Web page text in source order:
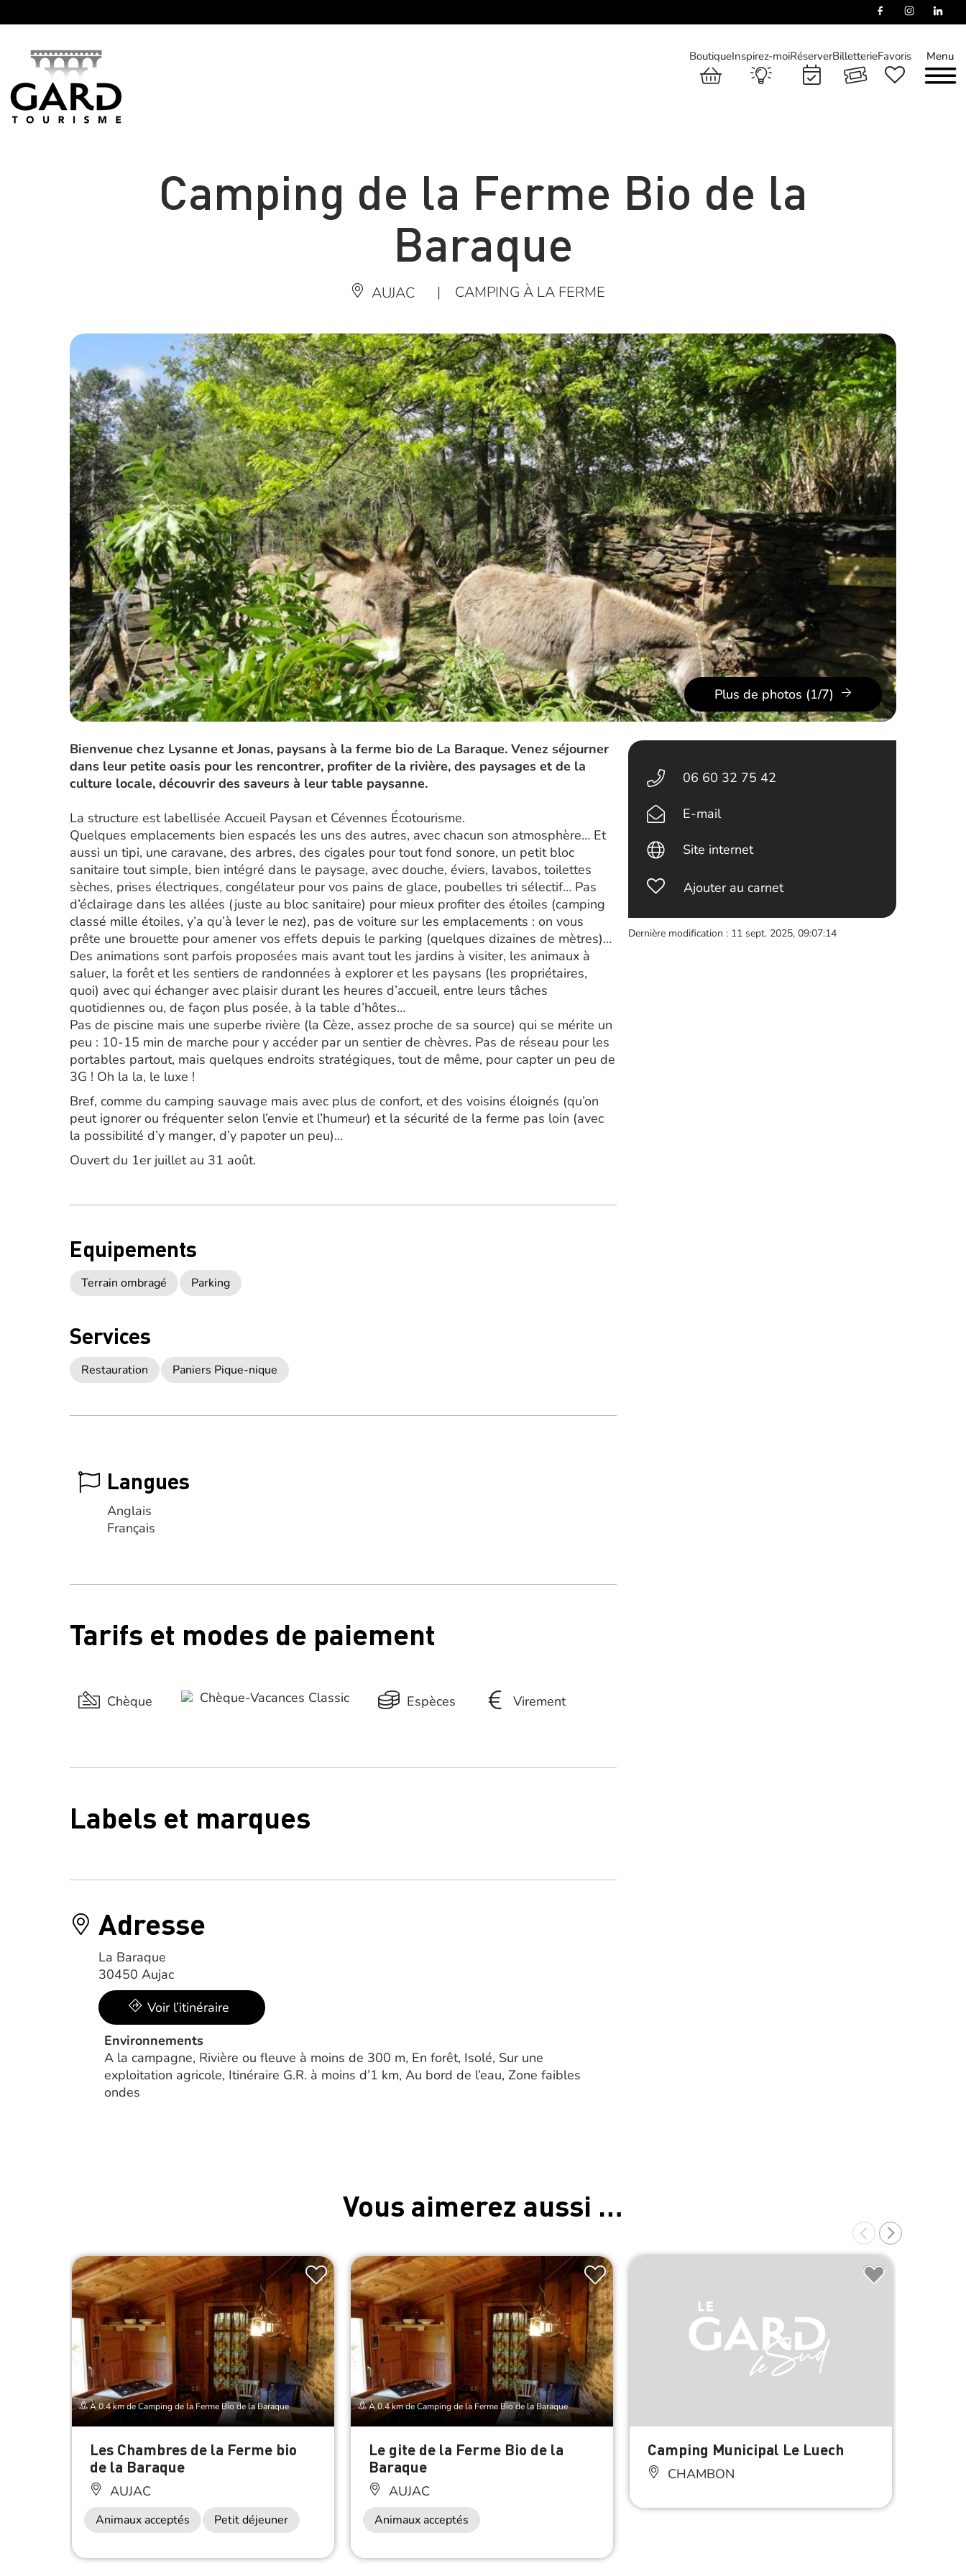
Menu
BoutiqueInspirez-moiRéserverBilletterieFavoris
Camping de la Ferme Bio de la
Baraque
AUJAC | CAMPING À LA FERME
Plus de photos (1/7)
Bienvenue chez Lysanne et Jonas, paysans à la ferme bio de La Baraque. Venez séjourner
dans leur petite oasis pour les rencontrer, profiter de la rivière, des paysages et de la
culture locale, découvrir des saveurs à leur table paysanne.
La structure est labellisée Accueil Paysan et Cévennes Écotourisme.
Quelques emplacements bien espacés les uns des autres, avec chacun son atmosphère… Et
aussi un tipi, une caravane, des arbres, des cigales pour tout fond sonore, un petit bloc
sanitaire tout simple, bien intégré dans le paysage, avec douche, éviers, lavabos, toilettes
sèches, prises électriques, congélateur pour vos pains de glace, poubelles tri sélectif… Pas
d’éclairage dans les allées (juste au bloc sanitaire) pour mieux profiter des étoiles (camping
classé mille étoiles, y’a qu’à lever le nez), pas de voiture sur les emplacements : on vous
prête une brouette pour amener vos effets depuis le parking (quelques dizaines de mètres)…
Des animations sont parfois proposées mais avant tout les jardins à visiter, les animaux à
saluer, la forêt et les sentiers de randonnées à explorer et les paysans (les propriétaires,
quoi) avec qui échanger avec plaisir durant les heures d’accueil, entre leurs tâches
quotidiennes ou, de façon plus posée, à la table d’hôtes…
Pas de piscine mais une superbe rivière (la Cèze, assez proche de sa source) qui se mérite un
peu : 10-15 min de marche pour y accéder par un sentier de chèvres. Pas de réseau pour les
portables partout, mais quelques endroits stratégiques, tout de même, pour capter un peu de
3G ! Oh la la, le luxe !
Bref, comme du camping sauvage mais avec plus de confort, et des voisins éloignés (qu’on
peut ignorer ou fréquenter selon l’envie et l’humeur) et la sécurité de la ferme pas loin (avec
la possibilité d’y manger, d’y papoter un peu)…
Ouvert du 1er juillet au 31 août.
Equipements
Terrain ombragé Parking
Services
Restauration Paniers Pique-nique
Langues
Anglais
Français
Tarifs et modes de paiement
Chèque Chèque-Vacances Classic Espèces Virement
Labels et marques
Adresse
La Baraque
30450 Aujac
Voir l’itinéraire
Environnements
A la campagne, Rivière ou fleuve à moins de 300 m, En forêt, Isolé, Sur une
exploitation agricole, Itinéraire G.R. à moins d’1 km, Au bord de l’eau, Zone faibles
ondes
06 60 32 75 42
E-mail
Site internet
Ajouter au carnet
Dernière modification : 11 sept. 2025, 09:07:14
Vous aimerez aussi …
À 0.4 km de Camping de la Ferme Bio de la Baraque
Les Chambres de la Ferme bio
de la Baraque
AUJAC
Animaux acceptés Petit déjeuner
À 0.4 km de Camping de la Ferme Bio de la Baraque
Le gite de la Ferme Bio de la
Baraque
AUJAC
Animaux acceptés
Camping Municipal Le Luech
CHAMBON